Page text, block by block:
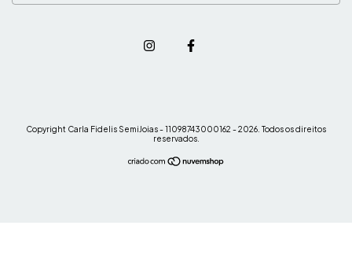
Copyright Carla Fidelis SemiJoias - 11098743000162 - 2026. Todos os direitos
reservados.